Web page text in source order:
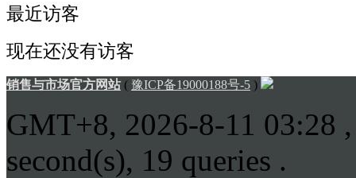
最近访客
现在还没有访客
销售与市场官方网站( 豫ICP备19000188号-5 )
GMT+8, 2026-8-11 03:28
second(s), 19 queries .